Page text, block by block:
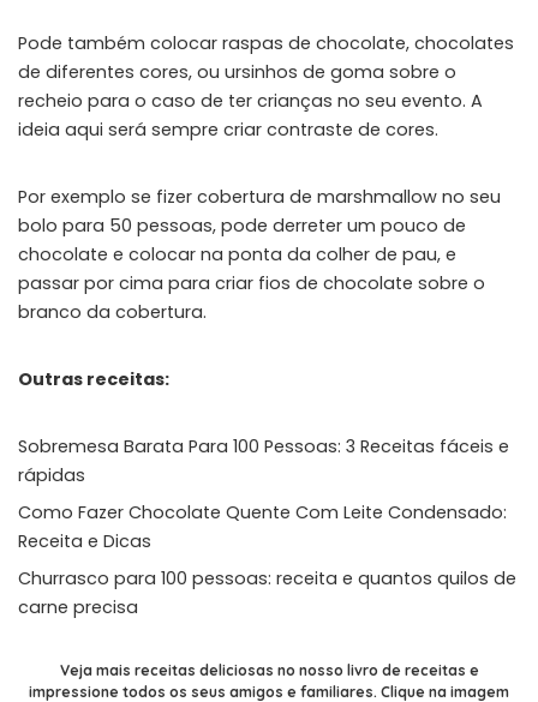
Pode também colocar raspas de chocolate, chocolates
de diferentes cores, ou ursinhos de goma sobre o
recheio para o caso de ter crianças no seu evento. A
ideia aqui será sempre criar contraste de cores.
Por exemplo se fizer cobertura de marshmallow no seu
bolo para 50 pessoas, pode derreter um pouco de
chocolate e colocar na ponta da colher de pau, e
passar por cima para criar fios de chocolate sobre o
branco da cobertura.
Outras receitas:
Sobremesa Barata Para 100 Pessoas: 3 Receitas fáceis e
rápidas
Como Fazer Chocolate Quente Com Leite Condensado:
Receita e Dicas
Churrasco para 100 pessoas: receita e quantos quilos de
carne precisa
Veja mais receitas deliciosas no nosso livro de receitas e
impressione todos os seus amigos e familiares. Clique na imagem